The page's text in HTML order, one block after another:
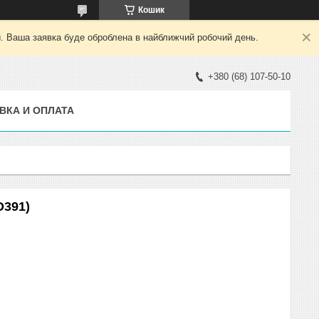
Кошик
Ваша заявка буде оброблена в найближчий робочий день.
+380 (68) 107-50-10
И ОПЛАТА